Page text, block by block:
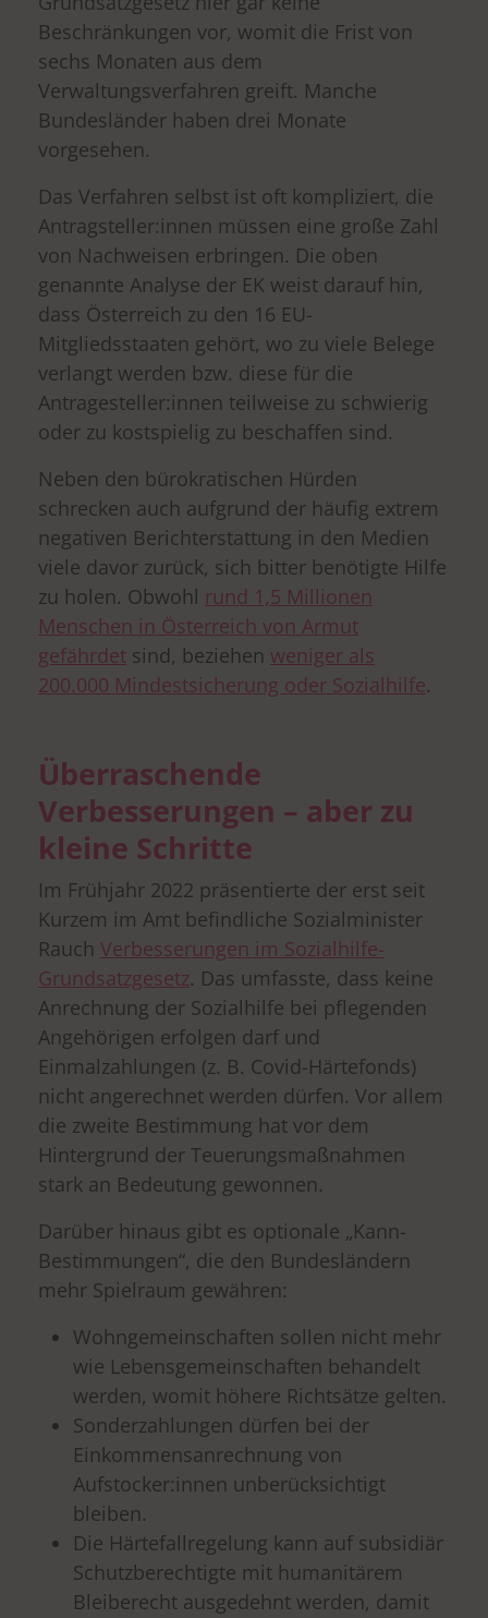
Beschränkungen vor, womit die Frist von
sechs Monaten aus dem
Verwaltungsverfahren greift. Manche
Bundesländer haben drei Monate
vorgesehen.
Das Verfahren selbst ist oft kompliziert, die
Antragsteller:innen müssen eine große Zahl
von Nachweisen erbringen. Die oben
genannte Analyse der EK weist darauf hin,
dass Österreich zu den 16 EU-
Mitgliedsstaaten gehört, wo zu viele Belege
verlangt werden bzw. diese für die
Antragesteller:innen teilweise zu schwierig
oder zu kostspielig zu beschaffen sind.
Neben den bürokratischen Hürden
schrecken auch aufgrund der häufig extrem
negativen Berichterstattung in den Medien
viele davor zurück, sich bitter benötigte Hilfe
zu holen. Obwohl rund 1,5 Millionen
Menschen in Österreich von Armut
gefährdet sind, beziehen weniger als
200.000 Mindestsicherung oder Sozialhilfe.
Überraschende
Verbesserungen – aber zu
kleine Schritte
Im Frühjahr 2022 präsentierte der erst seit
Kurzem im Amt befindliche Sozialminister
Rauch Verbesserungen im Sozialhilfe-
Grundsatzgesetz. Das umfasste, dass keine
Anrechnung der Sozialhilfe bei pflegenden
Angehörigen erfolgen darf und
Einmalzahlungen (z. B. Covid-Härtefonds)
nicht angerechnet werden dürfen. Vor allem
die zweite Bestimmung hat vor dem
Hintergrund der Teuerungsmaßnahmen
stark an Bedeutung gewonnen.
Darüber hinaus gibt es optionale „Kann-
Bestimmungen“, die den Bundesländern
mehr Spielraum gewähren:
Wohngemeinschaften sollen nicht mehr
wie Lebensgemeinschaften behandelt
werden, womit höhere Richtsätze gelten.
Sonderzahlungen dürfen bei der
Einkommensanrechnung von
Aufstocker:innen unberücksichtigt
bleiben.
Die Härtefallregelung kann auf subsidiär
Schutzberechtigte mit humanitärem
Bleiberecht ausgedehnt werden, damit